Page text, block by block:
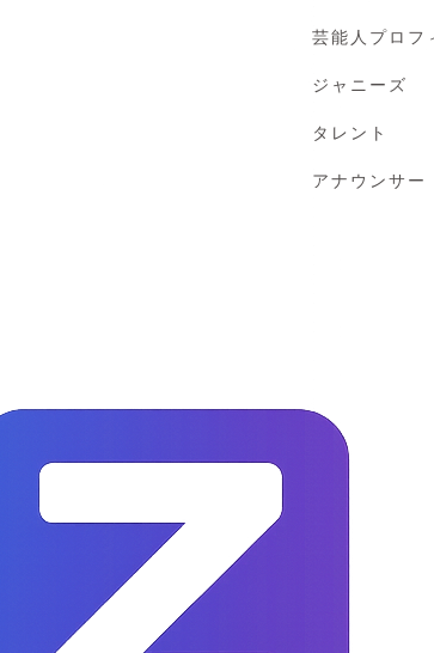
芸能人プロフ
ジャニーズ
タレント
アナウンサー